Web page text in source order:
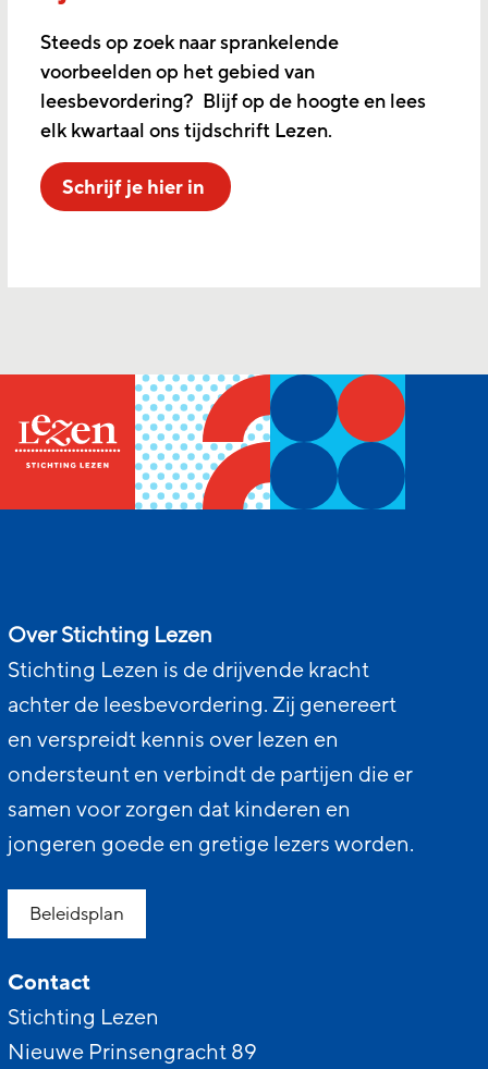
Steeds op zoek naar sprankelende
voorbeelden op het gebied van
leesbevordering? Blijf op de hoogte en lees
elk kwartaal ons tijdschrift Lezen.
Schrijf je hier in
Over Stichting Lezen
Stichting Lezen is de drijvende kracht
achter de leesbevordering. Zij genereert
en verspreidt kennis over lezen en
ondersteunt en verbindt de partijen die er
samen voor zorgen dat kinderen en
jongeren goede en gretige lezers worden.
Beleidsplan
Contact
Stichting Lezen
Nieuwe Prinsengracht 89